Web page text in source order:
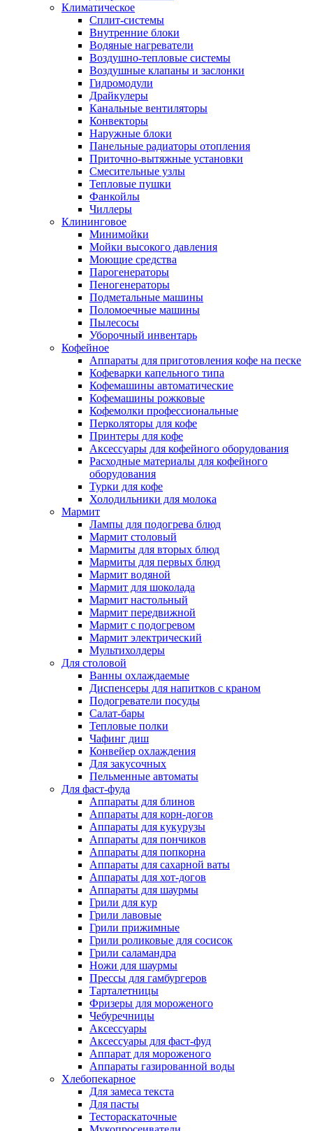
Климатическое
Сплит-системы
Внутренние блоки
Водяные нагреватели
Воздушно-тепловые системы
Воздушные клапаны и заслонки
Гидромодули
Драйкулеры
Канальные вентиляторы
Конвекторы
Наружные блоки
Панельные радиаторы отопления
Приточно-вытяжные установки
Смесительные узлы
Тепловые пушки
Фанкойлы
Чиллеры
Клининговое
Минимойки
Мойки высокого давления
Моющие средства
Парогенераторы
Пеногенераторы
Подметальные машины
Поломоечные машины
Пылесосы
Уборочный инвентарь
Кофейное
Аппараты для приготовления кофе на песке
Кофеварки капельного типа
Кофемашины автоматические
Кофемашины рожковые
Кофемолки профессиональные
Перколяторы для кофе
Принтеры для кофе
Аксессуары для кофейного оборудования
Расходные материалы для кофейного
оборудования
Турки для кофе
Холодильники для молока
Мармит
Лампы для подогрева блюд
Мармит столовый
Мармиты для вторых блюд
Мармиты для первых блюд
Мармит водяной
Мармит для шоколада
Мармит настольный
Мармит передвижной
Мармит с подогревом
Мармит электрический
Мультихолдеры
Для столовой
Ванны охлаждаемые
Диспенсеры для напитков с краном
Подогреватели посуды
Салат-бары
Тепловые полки
Чафинг диш
Конвейер охлаждения
Для закусочных
Пельменные автоматы
Для фаст-фуда
Аппараты для блинов
Аппараты для корн-догов
Аппараты для кукурузы
Аппараты для пончиков
Аппараты для попкорна
Аппараты для сахарной ваты
Аппараты для хот-догов
Аппараты для шаурмы
Грили для кур
Грили лавовые
Грили прижимные
Грили роликовые для сосисок
Грили саламандра
Ножи для шаурмы
Прессы для гамбургеров
Тарталетницы
Фризеры для мороженого
Чебуречницы
Аксессуары
Аксессуары для фаст-фуд
Аппарат для мороженого
Аппараты газированной воды
Хлебопекарное
Для замеса текста
Для пасты
Тестораскаточные